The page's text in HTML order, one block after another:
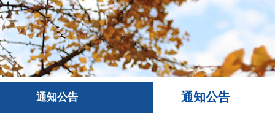
通知公告 通知公告